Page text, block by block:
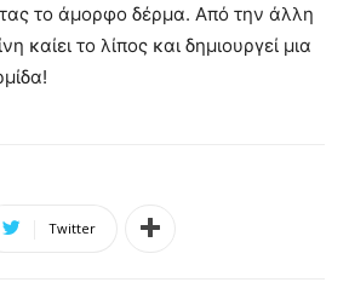
το άμορφο δέρμα. Από την άλλη
καίει το λίπος και δημιουργεί μια
Twitter